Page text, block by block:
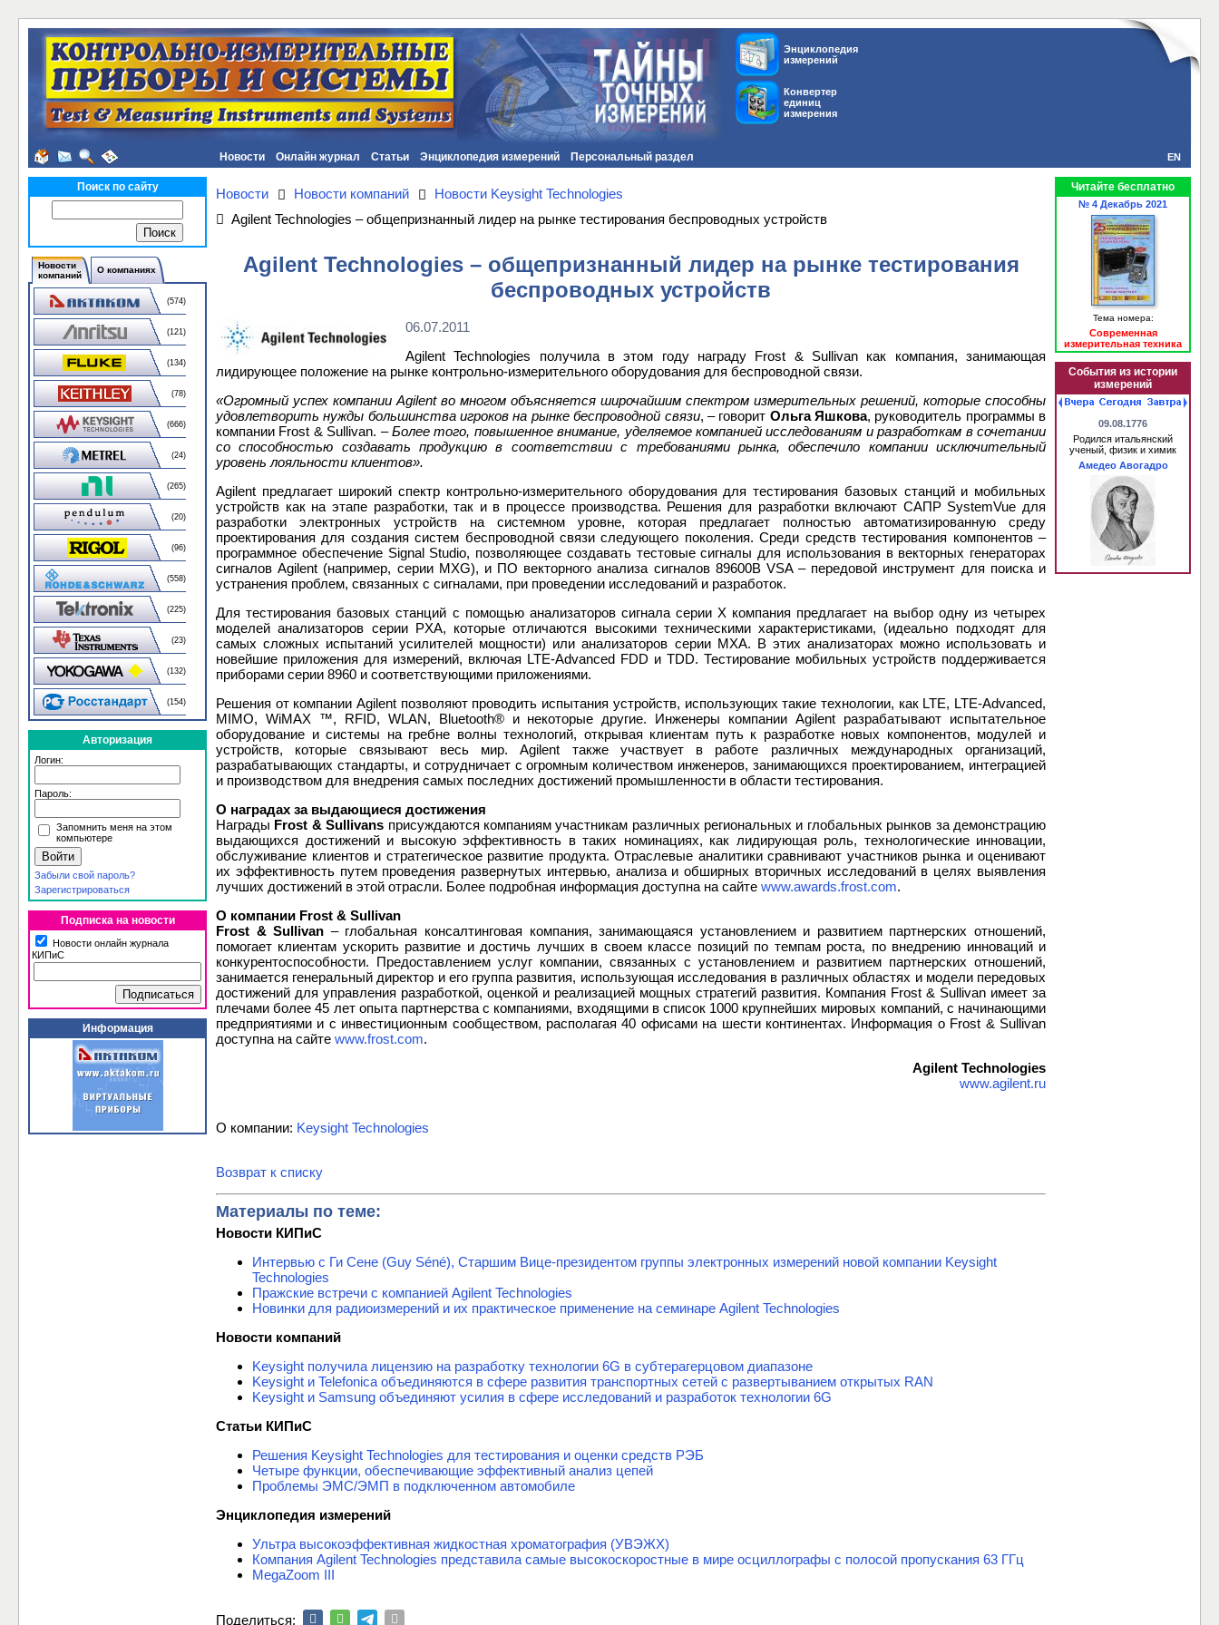
Энциклопедия
измерений
Конвертер
единиц
измерения
Новости Онлайн журнал Статьи Энциклопедия измерений Персональный раздел EN
Поиск по сайту
Новости
компаний
О компаниях
(574)
(121)
(134)
(78)
(666)
(24)
(265)
(20)
(96)
(558)
(225)
(23)
(132)
(154)
Авторизация
Логин:
Пароль:
Запомнить меня на этом
компьютере
Забыли свой пароль?
Зарегистрироваться
Подписка на новости
Новости онлайн журнала
КИПиС
Информация
Новости Новости компаний
Новости Keysight Technologies
Agilent Technologies – общепризнанный лидер на рынке тестирования беспроводных устройств
Agilent Technologies – общепризнанный лидер на рынке тестирования
беспроводных устройств
06.07.2011
Agilent Technologies получила в этом году награду Frost & Sullivan как компания, занимающая
лидирующее положение на рынке контрольно-измерительного оборудования для беспроводной связи.
«Огромный успех компании Agilent во многом объясняется широчайшим спектром измерительных решений, которые способны
удовлетворить нужды большинства игроков на рынке беспроводной связи, – говорит Ольга Яшкова, руководитель программы в
компании Frost & Sullivan. –Более того, повышенное внимание, уделяемое компанией исследованиям и разработкам в сочетании
со способностью создавать продукцию в соответствии с требованиями рынка, обеспечило компании исключительный
уровень лояльности клиентов».
Agilent предлагает широкий спектр контрольно-измерительного оборудования для тестирования базовых станций и мобильных
устройств как на этапе разработки, так и в процессе производства. Решения для разработки включают САПР SystemVue для
разработки электронных устройств на системном уровне, которая предлагает полностью автоматизированную среду
проектирования для создания систем беспроводной связи следующего поколения. Среди средств тестирования компонентов –
программное обеспечение Signal Studio, позволяющее создавать тестовые сигналы для использования в векторных генераторах
сигналов Agilent (например, серии MXG), и ПО векторного анализа сигналов 89600B VSA – передовой инструмент для поиска и
устранения проблем, связанных с сигналами, при проведении исследований и разработок.
Для тестирования базовых станций с помощью анализаторов сигнала серии X компания предлагает на выбор одну из четырех
моделей анализаторов серии PXA, которые отличаются высокими техническими характеристиками, (идеально подходят для
самых сложных испытаний усилителей мощности) или анализаторов серии MXA. В этих анализаторах можно использовать и
новейшие приложения для измерений, включая LTE-Advanced FDD и TDD. Тестирование мобильных устройств поддерживается
приборами серии 8960 и соответствующими приложениями.
Решения от компании Agilent позволяют проводить испытания устройств, использующих такие технологии, как LTE, LTE-Advanced,
MIMO, WiMAX ™, RFID, WLAN, Bluetooth® и некоторые другие. Инженеры компании Agilent разрабатывают испытательное
оборудование и системы на гребне волны технологий, открывая клиентам путь к разработке новых компонентов, модулей и
устройств, которые связывают весь мир. Agilent также участвует в работе различных международных организаций,
разрабатывающих стандарты, и сотрудничает с огромным количеством инженеров, занимающихся проектированием, интеграцией
и производством для внедрения самых последних достижений промышленности в области тестирования.
О наградах за выдающиеся достижения
Награды Frost & Sullivans присуждаются компаниям участникам различных региональных и глобальных рынков за демонстрацию
выдающихся достижений и высокую эффективность в таких номинациях, как лидирующая роль, технологические инновации,
обслуживание клиентов и стратегическое развитие продукта. Отраслевые аналитики сравнивают участников рынка и оценивают
их эффективность путем проведения развернутых интервью, анализа и обширных вторичных исследований в целях выявления
лучших достижений в этой отрасли. Более подробная информация доступна на сайте www.awards.frost.com.
О компании Frost & Sullivan
Frost & Sullivan – глобальная консалтинговая компания, занимающаяся установлением и развитием партнерских отношений,
помогает клиентам ускорить развитие и достичь лучших в своем классе позиций по темпам роста, по внедрению инноваций и
конкурентоспособности. Предоставлением услуг компании, связанных с установлением и развитием партнерских отношений,
занимается генеральный директор и его группа развития, использующая исследования в различных областях и модели передовых
достижений для управления разработкой, оценкой и реализацией мощных стратегий развития. Компания Frost & Sullivan имеет за
плечами более 45 лет опыта партнерства с компаниями, входящими в список 1000 крупнейших мировых компаний, с начинающими
предприятиями и с инвестиционным сообществом, располагая 40 офисами на шести континентах. Информация о Frost & Sullivan
доступна на сайте www.frost.com.
Agilent Technologies
www.agilent.ru
О компании: Keysight Technologies
Возврат к списку
Материалы по теме:
Новости КИПиС
Интервью с Ги Сене (Guy Séné), Старшим Вице-президентом группы электронных измерений новой компании Keysight
Technologies
Пражские встречи с компанией Agilent Technologies
Новинки для радиоизмерений и их практическое применение на семинаре Agilent Technologies
Новости компаний
Keysight получила лицензию на разработку технологии 6G в субтерагерцовом диапазоне
Keysight и Telefonica объединяются в сфере развития транспортных сетей с развертыванием открытых RAN
Keysight и Samsung объединяют усилия в сфере исследований и разработок технологии 6G
Статьи КИПиС
Решения Keysight Technologies для тестирования и оценки средств РЭБ
Четыре функции, обеспечивающие эффективный анализ цепей
Проблемы ЭМС/ЭМП в подключенном автомобиле
Энциклопедия измерений
Ультра высокоэффективная жидкостная хроматография (УВЭЖХ)
Компания Agilent Technologies представила самые высокоскоростные в мире осциллографы с полосой пропускания 63 ГГц
MegaZoom III
Поделиться:
Читайте бесплатно
№ 4 Декабрь 2021
Тема номера:
Современная
измерительная техника
События из истории
измерений
09.08.1776
Родился итальянский
ученый, физик и химик
Амедео Авогадро